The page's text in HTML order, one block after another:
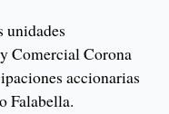
unidades
Comercial Corona
accionarias
Falabella.